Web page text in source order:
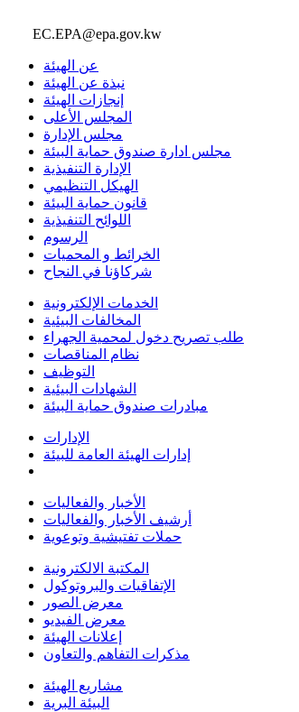
EC.EPA@epa.gov.kw
عن الهيئة
نبذة عن الهيئة
إنجازات الهيئة
المجلس الأعلى
مجلس الإدارة
مجلس ادارة صندوق حماية البيئة
الإدارة التنفيذية
الهيكل التنظيمي
قانون حماية البيئة
اللوائح التنفيذية
الرسوم
الخرائط و المحميات
شركاؤنا في النجاح
الخدمات الإلكترونية
المخالفات البيئية
طلب تصريح دخول لمحمية الجهراء
نظام المناقصات
التوظيف
الشهادات البيئية
مبادرات صندوق حماية البيئة
الإدارات
إدارات الهيئة العامة للبيئة
الأخبار والفعاليات
أرشيف الأخبار والفعاليات
حملات تفتيشية وتوعوية
المكتبة الالكترونية
الإتفاقيات والبروتوكول
معرض الصور
معرض الفيديو
إعلانات الهيئة
مذكرات التفاهم والتعاون
مشاريع الهيئة
البيئة البرية